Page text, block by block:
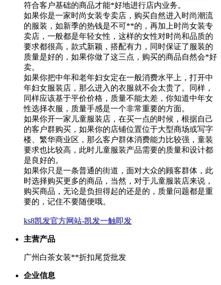
符合客户基础的商品才能*好地进行店内业务。
如果你是一家时尚女装专卖店，购买自然进入时尚潮流
的服装，如新季的热钱是不可**的，再加上时尚女装专
卖店，一般都是年轻女性，这样的女性对时尚和品质的
要求都很高，款式新颖，搭配有力，同时保证了服装的
质量是好的，如果你做了这三点，购买的商品自然会*好
卖。
如果你把中年和老年妇女定在一般消费水平上，打开中
年妇女服装店，那么进入的衣服就不会太贵了。同样，
同样应该基于平价价格，质量不能太差，你知道中年女
性选择衣服，质量手感是一个非常重要的方面。
如果你开一家儿童服装店，在买一点的时候，根据自己
的客户群购买，如果你的店铺位置位于大型商场或写字
楼、繁华商业区，那么客户群体消费能力比较强，童装
要求也比较高，此时儿童服装产品需要的质量和设计都
是良好的。
如果你只是一条普通的街道，面对大众的顾客群体，此
时选择购买更多的商品，当然，对于儿童服装店来说，
购买商品，无论是负担得起的还是的，质量问题都是重
要的，记住不要随便哦。
ks8凯发官方网站-凯发一触即发
主营产品
广州白茶女装**折扣尾货批发
企业信息